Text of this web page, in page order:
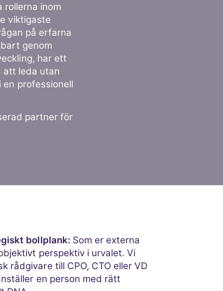
inom
viktigaste
på erfarna
genom
har ett
att leda utan
professionell
partner för
bollplank: Som er externa
perspektiv i urvalet. Vi
rådgivare till CPO, CTO eller VD
en person med rätt